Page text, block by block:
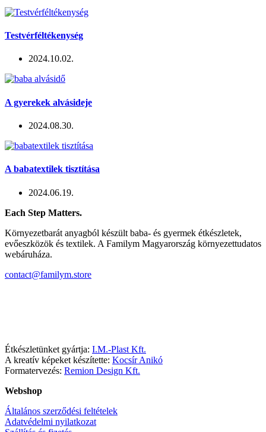
Testvérféltékenység
2024.10.02.
A gyerekek alvásideje
2024.08.30.
A babatextilek tisztítása
2024.06.19.
Each Step Matters.
Környezetbarát anyagból készült baba- és gyermek étkészletek,
evőeszközök és textilek. A Familym Magyarország környezettudatos
webáruháza.
contact@familym.store
Étkészletünket gyártja: I.M.-Plast Kft.
A kreatív képeket készítette: Kocsír Anikó
Formatervezés: Remion Design Kft.
Webshop
Általános szerződési feltételek
Adatvédelmi nyilatkozat